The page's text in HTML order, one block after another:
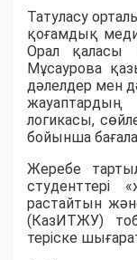
Татуласу
қоғамдық
Орал
Мұсаурова
дәлелдер мен
логикасы,
бойынша
Жеребе
студенттері
растайтын
(КазИТЖУ)
теріске